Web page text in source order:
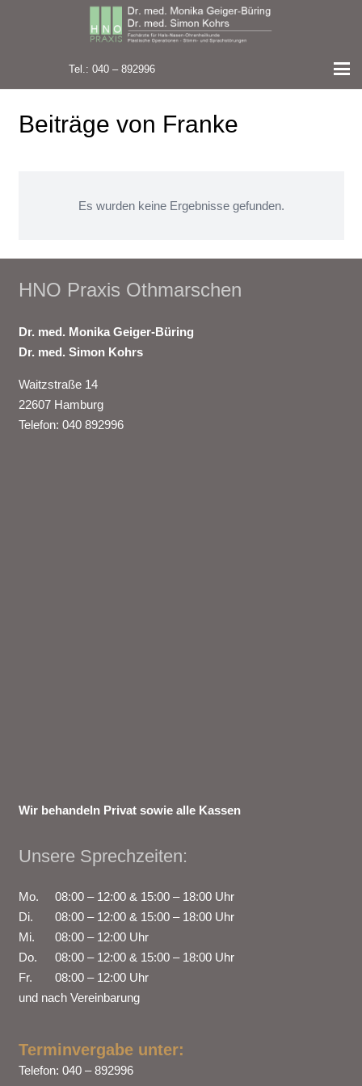
Tel.: 040 – 892996
Beiträge von Franke
Es wurden keine Ergebnisse gefunden.
HNO Praxis Othmarschen
Dr. med. Monika Geiger-Büring
Dr. med. Simon Kohrs
Waitzstraße 14
22607 Hamburg
Telefon: 040 892996
Wir behandeln Privat sowie alle Kassen
Unsere Sprechzeiten:
Mo.
Di.
Mi.
Do.
Fr.
08:00 – 12:00 & 15:00 – 18:00 Uhr
08:00 – 12:00 & 15:00 – 18:00 Uhr
08:00 – 12:00 Uhr
08:00 – 12:00 & 15:00 – 18:00 Uhr
08:00 – 12:00 Uhr
und nach Vereinbarung
Terminvergabe unter:
Telefon: 040 – 892996